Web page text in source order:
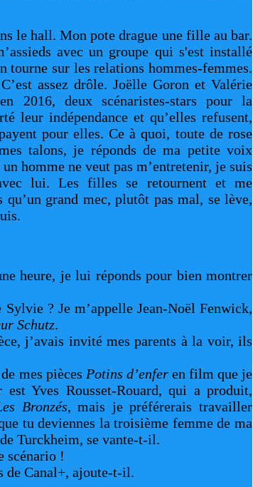
le hall. Mon pote drague une fille au bar.
avec un groupe qui s'est installé
tourne sur les relations hommes-femmes.
assez drôle. Joëlle Goron et Valérie
2016, deux scénaristes-stars pour la
leur indépendance et qu’elles refusent,
pour elles. Ce à quoi, toute de rose
talons, je réponds de ma petite voix
homme ne veut pas m’entretenir, je suis
lui. Les filles se retournent et me
qu’un grand mec, plutôt pas mal, se lève,
heure, je lui réponds pour bien montrer
? Je m’appelle Jean-Noël Fenwick,
Schutz.
j’avais invité mes parents à la voir, ils
mes pièces Potins d’enferen film que je
Yves Rousset-Rouard, qui a produit,
Bronzés, mais je préférerais travailler
tu deviennes la troisième femme de ma
Turckheim, se vante-t-il.
scénario !
Canal+, ajoute-t-il.